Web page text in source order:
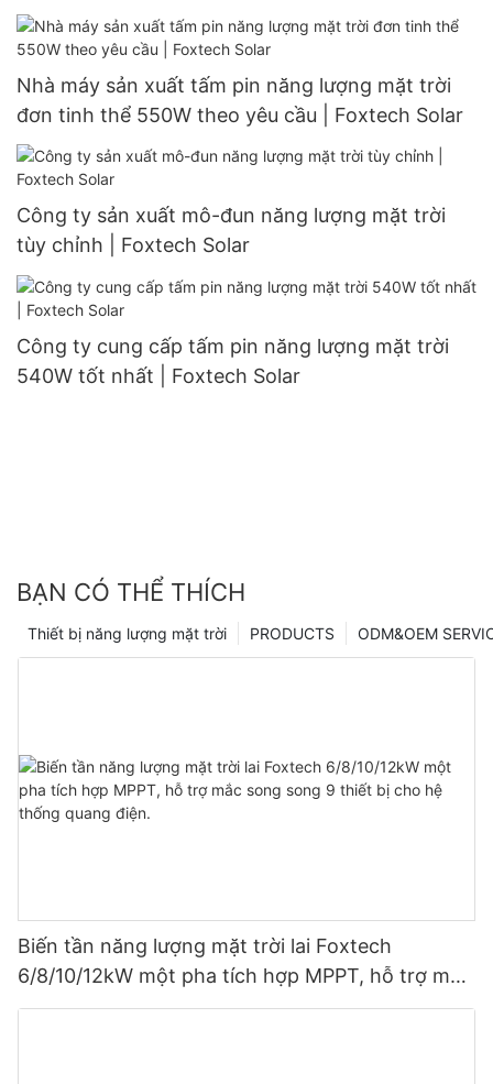
đôi 132 cell
Nhà máy sản xuất tấm pin năng lượng mặt trời
đơn tinh thể 550W theo yêu cầu | Foxtech Solar
Công ty sản xuất mô-đun năng lượng mặt trời
tùy chỉnh | Foxtech Solar
Công ty cung cấp tấm pin năng lượng mặt trời
540W tốt nhất | Foxtech Solar
BẠN CÓ THỂ THÍCH
ODM&OEM
PRODUCTS
Thiết bị năng lượng mặt trời
Biến tần năng lượng mặt trời lai Foxtech
6/8/10/12kW một pha tích hợp MPPT, hỗ trợ mắc
song song 9 thiết bị cho hệ thống quang điện.